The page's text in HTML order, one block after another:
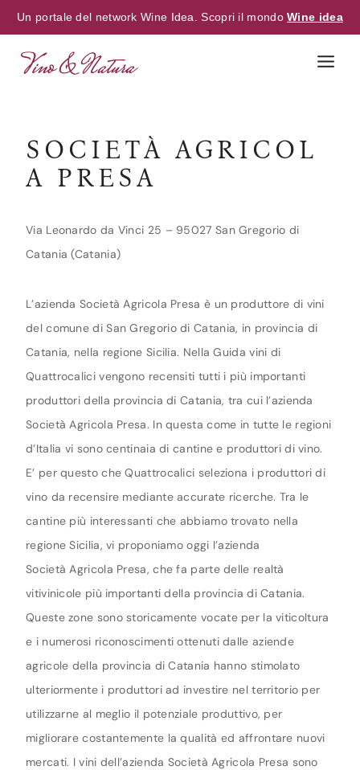
Un portale del network Wine Idea. Scopri il mondoWine idea
SOCIETÀ AGRICOL
A PRESA
Via Leonardo da Vinci 25 – 95027 San Gregorio di
Catania (Catania)
L’azienda Società Agricola Presa è un produttore di vini
del comune di San Gregorio di Catania, in provincia di
Catania, nella regione Sicilia. Nella Guida vini di
Quattrocalici vengono recensiti tutti i più importanti
produttori della provincia di Catania, tra cui l’azienda
Società Agricola Presa. In questa come in tutte le regioni
d’Italia vi sono centinaia di cantine e produttori di vino.
E’ per questo che Quattrocalici seleziona i produttori di
vino da recensire mediante accurate ricerche. Tra le
cantine più interessanti che abbiamo trovato nella
regione Sicilia, vi proponiamo oggi l’azienda
Società Agricola Presa, che fa parte delle realtà
vitivinicole più importanti della provincia di Catania.
Queste zone sono storicamente vocate per la viticoltura
e i numerosi riconoscimenti ottenuti dalle aziende
agricole della provincia di Catania hanno stimolato
ulteriormente i produttori ad investire nel territorio per
utilizzarne al meglio il potenziale produttivo, per
migliorare costantemente la qualità ed affrontare nuovi
mercati. I vini dell’azienda Società Agricola Presa sono